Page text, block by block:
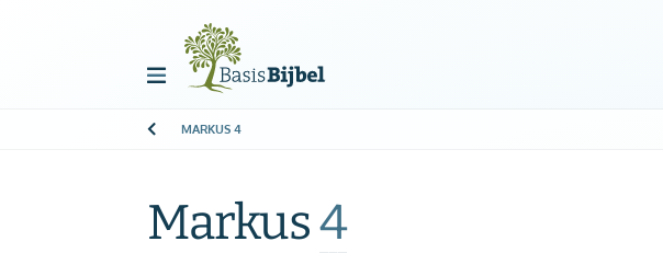
Gast
MARKUS 4
Markus4